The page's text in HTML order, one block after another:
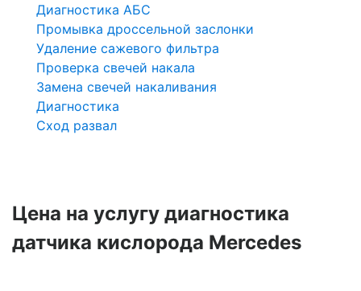
Диагностика АБС
Промывка дроссельной заслонки
Удаление сажевого фильтра
Проверка свечей накала
Замена свечей накаливания
Диагностика
Сход развал
Цена на услугу диагностика
датчика кислорода Mercedes